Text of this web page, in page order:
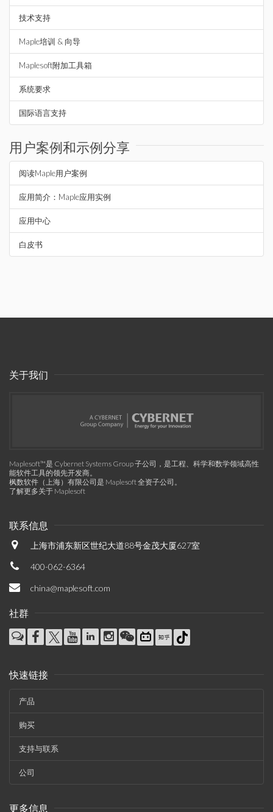
技术支持
Maple培训 & 向导
Maplesoft附加工具箱
系统要求
国际语言支持
用户案例和示例分享
阅读Maple用户案例
应用简介：Maple应用实例
应用中心
白皮书
关于我们
Maplesoft™是 Cybernet Systems Group 子公司，是工程、科学和数学领域高性
能软件工具的领先开发商。
枫数软件（上海）有限公司是 Maplesoft 全资子公司。
了解更多关于 Maplesoft
联系信息
上海市浦东新区世纪大道88号金茂大厦627室
400-062-6364
china@maplesoft.com
社群
快速链接
产品
购买
支持与联系
公司
更多信息